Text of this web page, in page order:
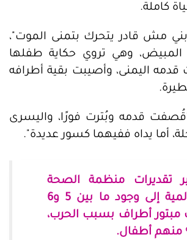
كاملة.
مش قادر يتحرك بتمنى الموت"،
وهي تروي حكاية طفلها
قدمه اليمنى، وأصيبت بقية أطرافه
قدمه وبُترت فورًا، واليسرى
أما يداه ففيهما كسور عديدة".
تقديرات منظمة الصحة
العالمية إلى وجود ما بين 5 و6
مبتور أطراف بسبب الحرب،